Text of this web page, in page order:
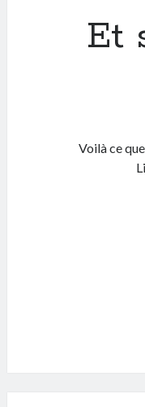
Et
Voilà ce